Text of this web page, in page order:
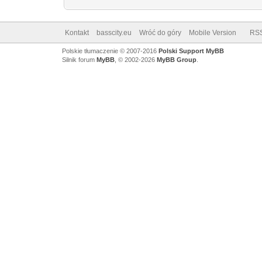
Kontakt basscity.eu Wróć do góry Mobile Version
Polskie tłumaczenie © 2007-2016 Polski Support MyBB
Silnik forum MyBB, © 2002-2026 MyBB Group.